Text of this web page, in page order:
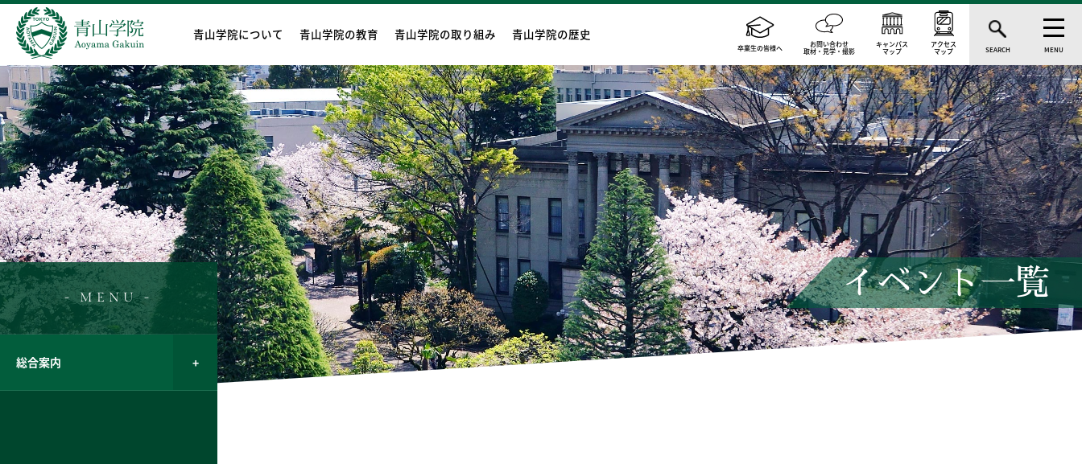
青山学院について 青山学院の教育 青山学院の取り組み 青山学院の歴史
卒業生の皆様へ お問い合わせ
取材・見学・撮影
キャンパス
マップ
アクセス
マップ SEARCH MENU
イベント一覧
- MENU -
総合案内